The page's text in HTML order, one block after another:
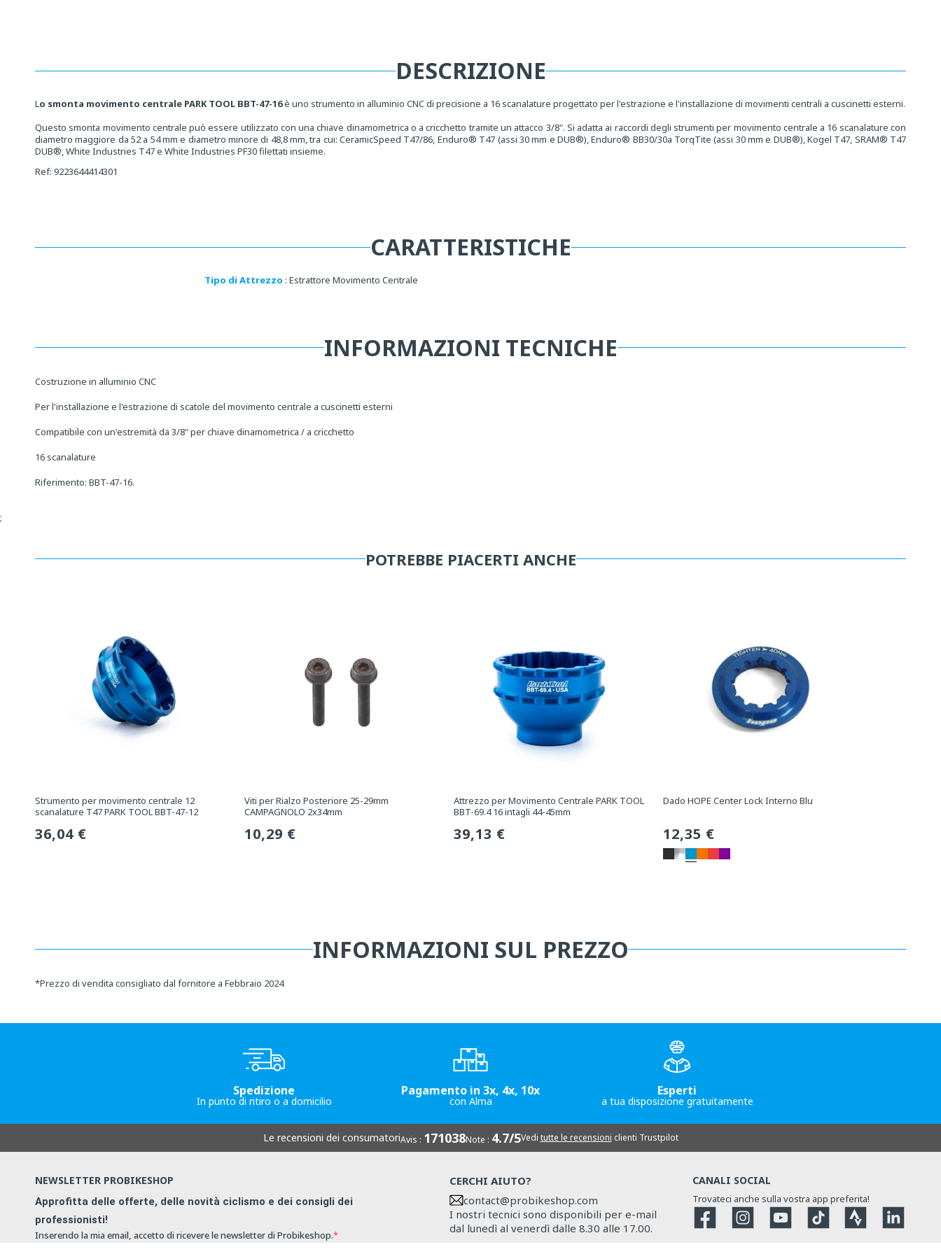
modale
modale
DESCRIZIONE
Lo smonta movimento centrale PARK TOOL BBT-47-16è uno strumento in alluminio CNC di precisione a 16 scanalature progettato per l'estrazione e l'installazione di movimenti centrali a cuscinetti esterni.
Questo smonta movimento centrale può essere utilizzato con una chiave dinamometrica o a cricchetto tramite un attacco 3/8". Si adatta ai raccordi degli strumenti per movimento centrale a 16 scanalature con
diametro maggiore da 52 a 54 mm e diametro minore di 48,8 mm, tra cui: CeramicSpeed T47/86, Enduro® T47 (assi 30 mm e DUB®), Enduro® BB30/30a TorqTite (assi 30 mm e DUB®), Kogel T47, SRAM® T47
DUB®, White Industries T47 e White Industries PF30 filettati insieme.
Ref: 9223644414301
CARATTERISTICHE
Tipo di Attrezzo : Estrattore Movimento Centrale
INFORMAZIONI TECNICHE
Costruzione in alluminio CNC
Per l'installazione e l'estrazione di scatole del movimento centrale a cuscinetti esterni
Compatibile con un'estremità da 3/8" per chiave dinamometrica / a cricchetto
16 scanalature
Riferimento: BBT-47-16.
;
POTREBBE PIACERTI ANCHE
Strumento per movimento centrale 12
scanalature T47 PARK TOOL BBT-47-12
Prezzo
36,04 €
Viti per Rialzo Posteriore 25-29mm
CAMPAGNOLO 2x34mm
Prezzo
10,29 €
Attrezzo per Movimento Centrale PARK TOOL
BBT-69.4 16 intagli 44-45mm
Prezzo
39,13 €
Dado HOPE Center Lock Interno Blu
Prezzo
normale
12,35 €
INFORMAZIONI SUL PREZZO
*Prezzo di vendita consigliato dal fornitore a Febbraio 2024
Spedizione
In punto di ritiro o a domicilio
Pagamento in 3x, 4x, 10x
con Alma
Esperti
a tua disposizione gratuitamente
Le recensioni dei consumatoriAvis : 171038Note : 4.7/5Vedi tutte le recensioni clienti Trustpilot
NEWSLETTER PROBIKESHOP
Approfitta delle offerte, delle novità ciclismo e dei consigli dei
professionisti!
Inserendo la mia email, accetto di ricevere le newsletter di Probikeshop.
CERCHI AIUTO?
contact@probikeshop.com
I nostri tecnici sono disponibili per e-mail
dal lunedì al venerdì dalle 8.30 alle 17.00.
CANALI SOCIAL
Trovateci anche sulla vostra app preferita!
Facebook Instagram YouTube TikTok Strava